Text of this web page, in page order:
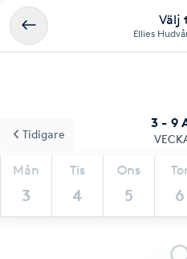
Välj
Ellies
3 - 9
Mån
3
Tis
4
Ons
5 6
Tidigare